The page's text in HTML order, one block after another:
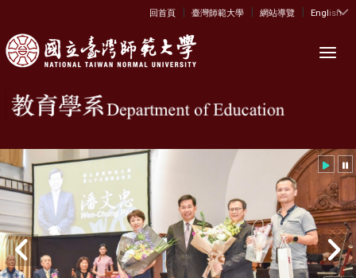
:::
回首頁 | 臺灣師範大學 | 網站導覽 | English